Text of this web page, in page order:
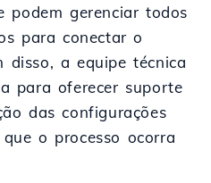
podem gerenciar todos
para conectar o
a equipe técnica
para oferecer suporte
das configurações
o processo ocorra